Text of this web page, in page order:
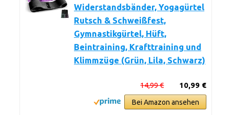
Widerstandsbänder, Yogagürtel
Rutsch & Schweißfest,
Gymnastikgürtel, Hüft,
Beintraining, Krafttraining und
Klimmzüge (Grün, Lila, Schwarz)
10,99 €
14,99 €
Bei Amazon ansehen